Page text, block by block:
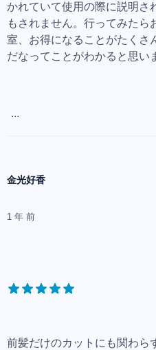
かれていて使用の際に説明さ
もされません。行ってみたら
室、お得になることがたくさ
だなってことがわかると思い
...
金光好香
1 年 前
前髪だけのカットにも関わら